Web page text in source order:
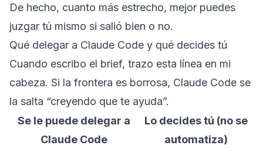
De hecho, cuanto más estrecho, mejor puedes
juzgar tú mismo si salió bien o no.
Qué delegar a Claude Code y qué decides tú
Cuando escribo el brief, trazo esta línea en mi
cabeza. Si la frontera es borrosa, Claude Code se
la salta “creyendo que te ayuda”.
Se le puede delegar a
Claude Code
Lo decides tú (no se
automatiza)